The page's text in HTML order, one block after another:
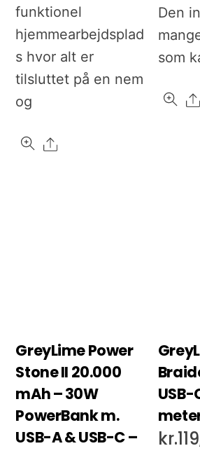
funktionel
hjemmearbejdsplad
s hvor alt er
tilsluttet på en nem
og
Share
Den
som
GreyLime Power
Stone II 20.000
mAh – 30W
PowerBank m.
USB-A & USB-C –
USB-
kr.